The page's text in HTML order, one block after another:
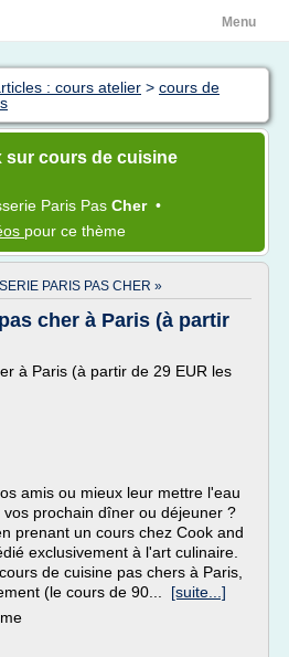
Menu
: cours atelier > cours de
sur cours de cuisine
Paris Pas Cher •
pour ce thème
PARIS PAS CHER »
cher à Paris (à partir
à Paris (à partir de 29 EUR les
amis ou mieux leur mettre l'eau
prochain dîner ou déjeuner ?
prenant un cours chez Cook and
exclusivement à l'art culinaire.
de cuisine pas chers à Paris,
(le cours de 90... [suite...]